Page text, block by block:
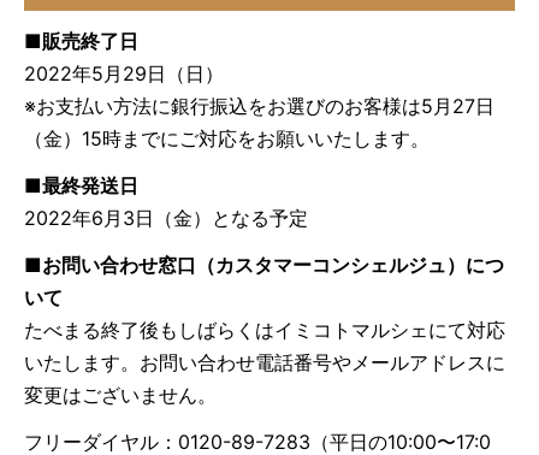
■販売終了日
2022年5月29日（日）
※お支払い方法に銀行振込をお選びのお客様は5月27日
（金）15時までにご対応をお願いいたします。
■最終発送日
2022年6月3日（金）となる予定
■お問い合わせ窓口（カスタマーコンシェルジュ）につ
いて
たべまる終了後もしばらくはイミコトマルシェにて対応
いたします。お問い合わせ電話番号やメールアドレスに
変更はございません。
フリーダイヤル：0120-89-7283（平日の10:00〜17:0